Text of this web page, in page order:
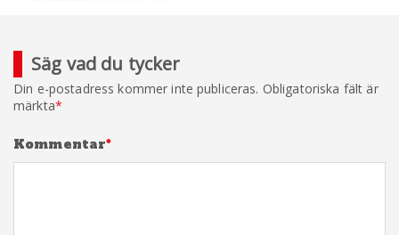
Säg vad du tycker
Din e-postadress kommer inte publiceras. Obligatoriska fält är
märkta*
Kommentar*